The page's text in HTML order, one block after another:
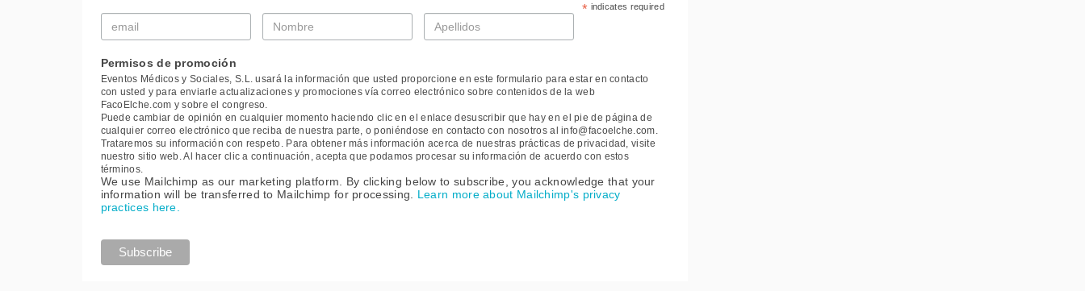
* indicates required
Email
*
Nombre
*
Apellidos
*
Permisos de promoción
Eventos Médicos y Sociales, S.L. usará la información que usted proporcione en este formulario para estar en contacto
con usted y para enviarle actualizaciones y promociones vía correo electrónico sobre contenidos de la web
FacoElche.com y sobre el congreso.
Puede cambiar de opinión en cualquier momento haciendo clic en el enlace desuscribir que hay en el pie de página de
cualquier correo electrónico que reciba de nuestra parte, o poniéndose en contacto con nosotros al info@facoelche.com.
Trataremos su información con respeto. Para obtener más información acerca de nuestras prácticas de privacidad, visite
nuestro sitio web. Al hacer clic a continuación, acepta que podamos procesar su información de acuerdo con estos
términos.
We use Mailchimp as our marketing platform. By clicking below to subscribe, you acknowledge that your
information will be transferred to Mailchimp for processing. Learn more about Mailchimp's privacy
practices here.